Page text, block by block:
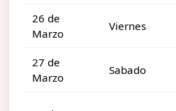
26 de
Marzo
Viernes
27 de
Marzo
Sabado